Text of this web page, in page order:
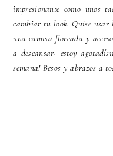
impresionante como unos
cambiar tu look. Quise usar
una camisa floreada y
a descansar- estoy
semana! Besos y abrazos a